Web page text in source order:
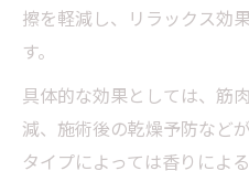
擦を軽減し、リラックス効
す。
具体的な効果としては、筋
減、施術後の乾燥予防など
タイプによっては香りによ